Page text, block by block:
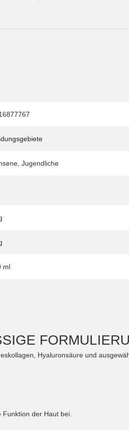
Jugendliche
ml
Hyaluronsäure und
der Haut bei.